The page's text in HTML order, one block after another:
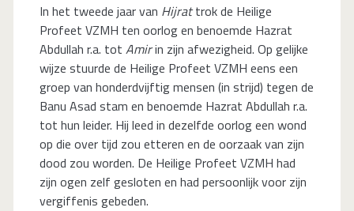
In het tweede jaar van Hijrattrok de Heilige
Profeet VZMH ten oorlog en benoemde Hazrat
Abdullah r.a. tot Amirin zijn afwezigheid. Op gelijke
wijze stuurde de Heilige Profeet VZMH eens een
groep van honderdvijftig mensen (in strijd) tegen de
Banu Asad stam en benoemde Hazrat Abdullah r.a.
tot hun leider. Hij leed in dezelfde oorlog een wond
op die over tijd zou etteren en de oorzaak van zijn
dood zou worden. De Heilige Profeet VZMH had
zijn ogen zelf gesloten en had persoonlijk voor zijn
vergiffenis gebeden.